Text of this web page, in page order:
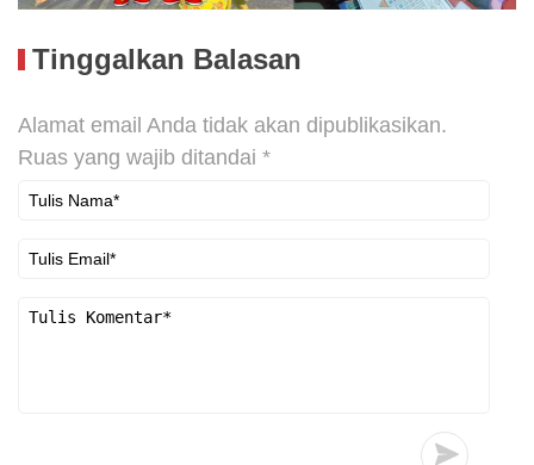
Tinggalkan Balasan
Alamat email Anda tidak akan dipublikasikan.
Ruas yang wajib ditandai *